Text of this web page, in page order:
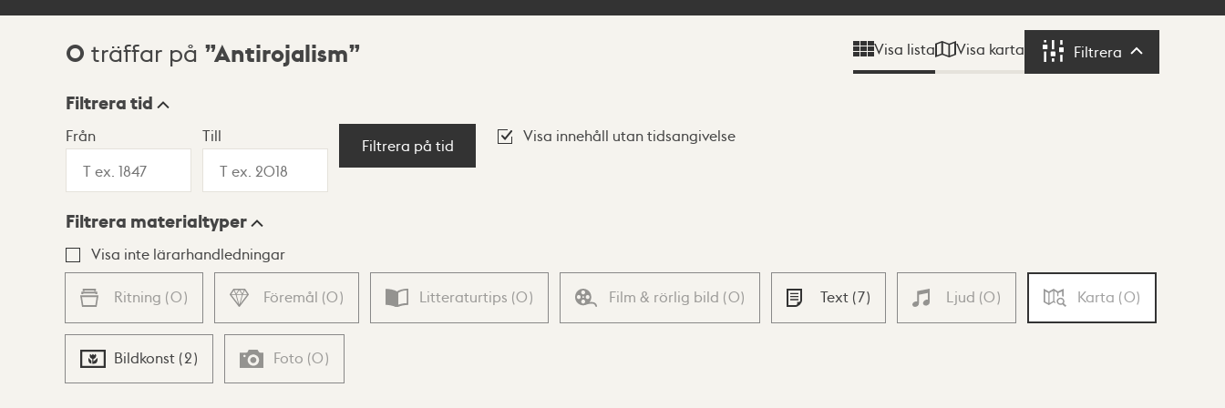
Sökresultat
0 träffar på Antirojalism Visa lista Visa karta Filtrera Filtrera
Visningsläge
Lista Karta
Filtrera tid
Från Till
Filtrera på tid
Visa innehåll utan tidsangivelse
Filtrera materialtyper
Visa inte lärarhandledningar
Ritning (0) Föremål (0) Litteraturtips (0) Film & rörlig bild (0) Text (7) Ljud (0) Karta (0)
Bildkonst (2) Foto (0)